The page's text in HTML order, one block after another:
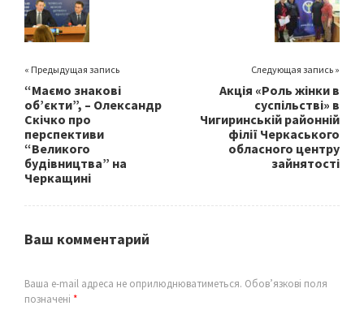
k
« Предыдущая запись
“Маємо знакові
об’єкти”, – Олександр
Скічко про
перспективи
“Великого
будівництва” на
Черкащині
Следующая запись »
Акція «Роль жінки в
суспільстві» в
Чигиринській районній
філії Черкаського
обласного центру
зайнятості
Ваш комментарий
Ваша e-mail адреса не оприлюднюватиметься. Обов’язкові поля
позначені *